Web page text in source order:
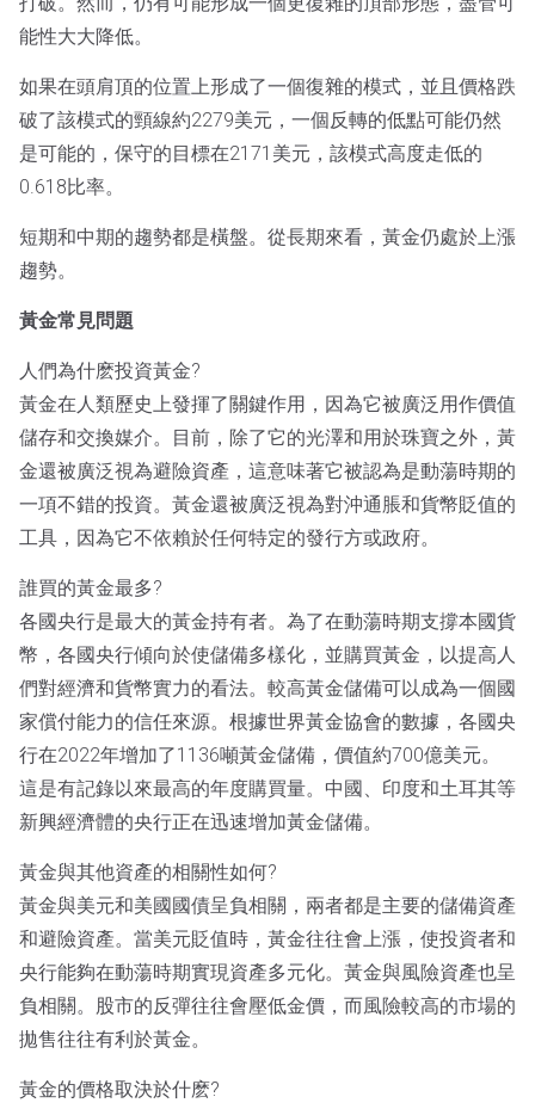
能性大大降低。
如果在頭肩頂的位置上形成了一個復雜的模式，並且價格跌
破了該模式的頸線約2279美元，一個反轉的低點可能仍然
是可能的，保守的目標在2171美元，該模式高度走低的
0.618比率。
短期和中期的趨勢都是橫盤。從長期來看，黃金仍處於上漲
趨勢。
黃金常見問題
人們為什麽投資黃金?
黃金在人類歷史上發揮了關鍵作用，因為它被廣泛用作價值
儲存和交換媒介。目前，除了它的光澤和用於珠寶之外，黃
金還被廣泛視為避險資產，這意味著它被認為是動蕩時期的
一項不錯的投資。黃金還被廣泛視為對沖通脹和貨幣貶值的
工具，因為它不依賴於任何特定的發行方或政府。
誰買的黃金最多?
各國央行是最大的黃金持有者。為了在動蕩時期支撐本國貨
幣，各國央行傾向於使儲備多樣化，並購買黃金，以提高人
們對經濟和貨幣實力的看法。較高黃金儲備可以成為一個國
家償付能力的信任來源。根據世界黃金協會的數據，各國央
行在2022年增加了1136噸黃金儲備，價值約700億美元。
這是有記錄以來最高的年度購買量。中國、印度和土耳其等
新興經濟體的央行正在迅速增加黃金儲備。
黃金與其他資產的相關性如何?
黃金與美元和美國國債呈負相關，兩者都是主要的儲備資產
和避險資產。當美元貶值時，黃金往往會上漲，使投資者和
央行能夠在動蕩時期實現資產多元化。黃金與風險資產也呈
負相關。股市的反彈往往會壓低金價，而風險較高的市場的
拋售往往有利於黃金。
黃金的價格取決於什麽?